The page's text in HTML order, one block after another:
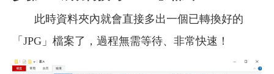
此時資料夾內就會直接多出一個已轉換好的
「JPG」檔案了，過程無需等待、非常快速！